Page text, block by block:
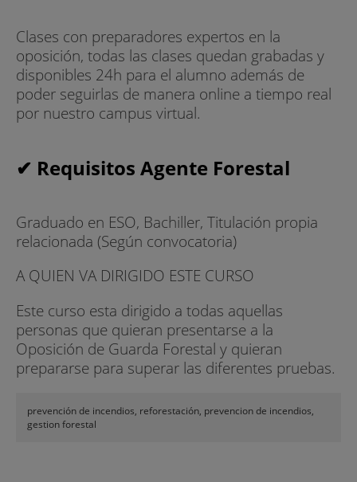
Clases con preparadores expertos en la
oposición, todas las clases quedan grabadas y
disponibles 24h para el alumno además de
poder seguirlas de manera online a tiempo real
por nuestro campus virtual.
✔ Requisitos Agente Forestal
Graduado en ESO, Bachiller, Titulación propia
relacionada (Según convocatoria)
A QUIEN VA DIRIGIDO ESTE CURSO
Este curso esta dirigido a todas aquellas
personas que quieran presentarse a la
Oposición de Guarda Forestal y quieran
prepararse para superar las diferentes pruebas.
prevención de incendios, reforestación, prevencion de incendios,
gestion forestal